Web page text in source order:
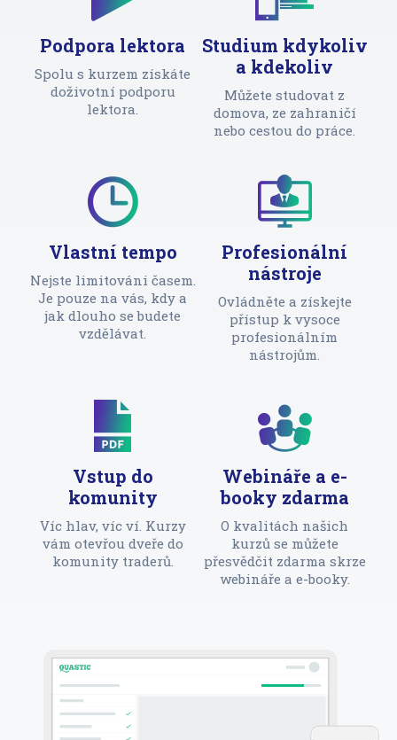
Podpora lektora
Spolu s kurzem získáte
doživotní podporu
lektora.
Studium kdykoliv
a kdekoliv
Můžete studovat z
domova, ze zahraničí
nebo cestou do práce.
Vlastní tempo
Nejste limitováni časem.
Je pouze na vás, kdy a
jak dlouho se budete
vzdělávat.
Profesionální
nástroje
Ovládněte a získejte
přístup k vysoce
profesionálním
nástrojům.
Vstup do
komunity
Víc hlav, víc ví. Kurzy
vám otevřou dveře do
komunity traderů.
Webináře a e-
booky zdarma
O kvalitách našich
kurzů se můžete
přesvědčit zdarma skrze
webináře a e-booky.